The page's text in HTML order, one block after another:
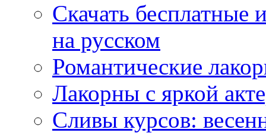
Скачать
на русском
Романтические
Лакорны с яркой
Сливы курсов: